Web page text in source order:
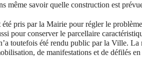
même savoir quelle construction est
été pris par la Mairie pour régler le
pour conserver le parcellaire
toutefois été rendu public par la Ville.
de manifestations et de défilés